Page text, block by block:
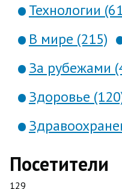
Технологии
В мире (215)
За рубежами
Здоровье
Посетители
129